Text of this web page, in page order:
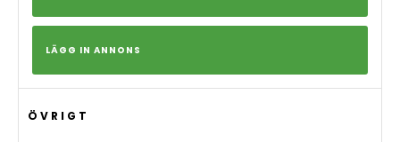
LÄGG IN ANNONS
ÖVRIGT